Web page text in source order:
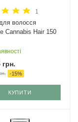
1
волосся
Cannabis Hair 150
грн.
-15%
КУПИТИ